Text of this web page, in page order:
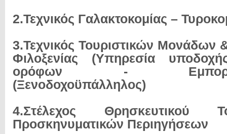
2.Τεχνικός Γαλακτοκομίας –
3.Τεχνικός Τουριστικών Μονάδων
Φιλοξενίας (Υπηρεσία
ορόφων -
(Ξενοδοχοϋπάλληλος)
4.Στέλεχος Θρησκευτικού
Προσκηνυματικών Περιηγήσεων